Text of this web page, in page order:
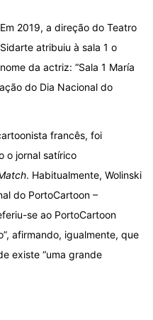
Em 2019, a direção do Teatro
Sidarte atribuiu à sala 1 o
nome da actriz: “Sala 1 María
do Dia Nacional do
francês, foi
o jornal satírico
. Habitualmente, Wolinski
do PortoCartoon –
se ao PortoCartoon
afirmando, igualmente, que
existe “uma grande